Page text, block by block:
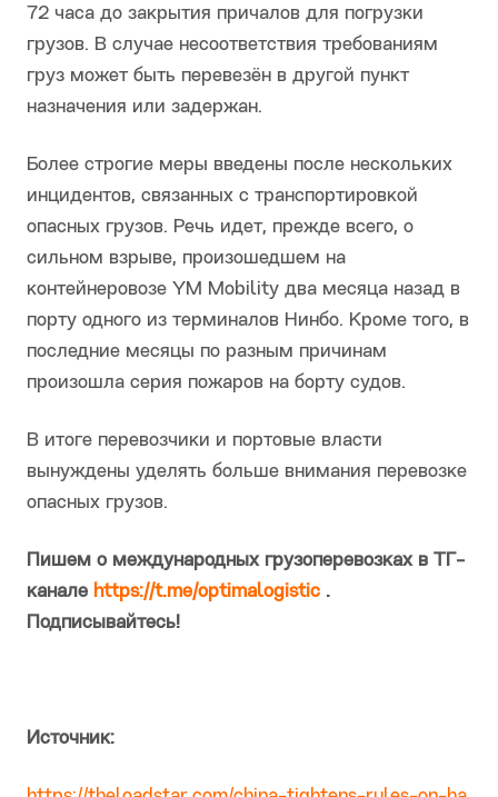
72 часа до закрытия причалов для погрузки
грузов. В случае несоответствия требованиям
груз может быть перевезён в другой пункт
назначения или задержан.
Более строгие меры введены после нескольких
инцидентов, связанных с транспортировкой
опасных грузов. Речь идет, прежде всего, о
сильном взрыве, произошедшем на
контейнеровозе YM Mobility два месяца назад в
порту одного из терминалов Нинбо. Кроме того, в
последние месяцы по разным причинам
произошла серия пожаров на борту судов.
В итоге перевозчики и портовые власти
вынуждены уделять больше внимания перевозке
опасных грузов.
Пишем о международных грузоперевозках в ТГ-
канале https://t.me/optimalogistic .
Подписывайтесь!
Источник: